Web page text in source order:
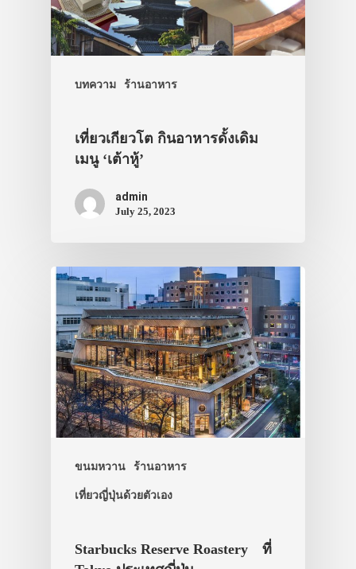
บทความ ร้านอาหาร
เที่ยวเกียวโต กินอาหารดั้งเดิม
เมนู ‘เต้าหู้’
admin
July 25, 2023
ขนมหวาน ร้านอาหาร
เที่ยวญี่ปุ่นด้วยตัวเอง
Starbucks Reserve Roastery ที่เที่ยวญี่ปุ่นด้ว